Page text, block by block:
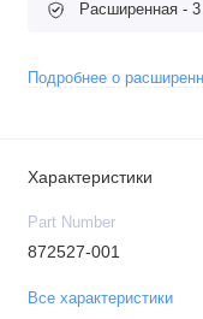
Расширенная - 3
Подробнее о
Характеристики
Part Number
872527-001
Все характеристики